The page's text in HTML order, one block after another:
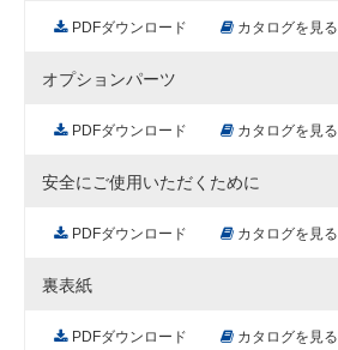
PDFダウンロード カタログを見る
オプションパーツ
PDFダウンロード カタログを見る
安全にご使用いただくために
PDFダウンロード カタログを見る
裏表紙
PDFダウンロード カタログを見る